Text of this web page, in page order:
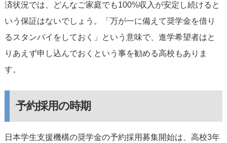
済状況では、どんなご家庭でも100%収入が安定し続けると
いう保証はないでしょう。「万が一に備えて奨学金を借り
るスタンバイをしておく」という意味で、進学希望者はと
りあえず申し込んでおくという事を勧める高校もありま
す。
予約採用の時期
日本学生支援機構の奨学金の予約採用募集開始は、高校3年